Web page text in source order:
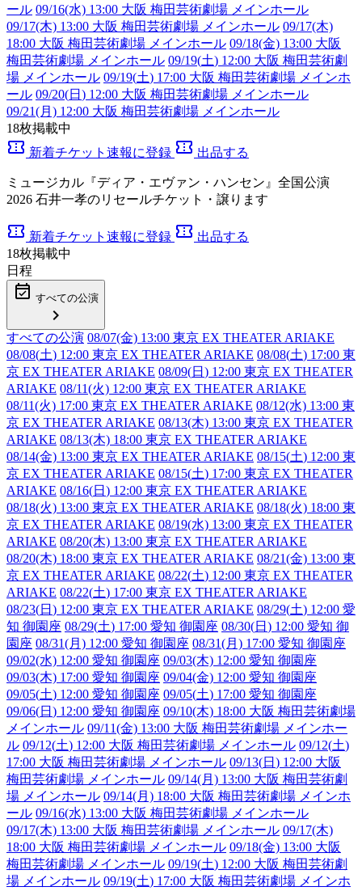
ール 09/16(水) 13:00 大阪 梅田芸術劇場 メインホール
09/17(木) 13:00 大阪 梅田芸術劇場 メインホール 09/17(木)
18:00 大阪 梅田芸術劇場 メインホール 09/18(金) 13:00 大阪
梅田芸術劇場 メインホール 09/19(土) 12:00 大阪 梅田芸術劇
場 メインホール 09/19(土) 17:00 大阪 梅田芸術劇場 メインホ
ール 09/20(日 ) 12:00 大阪 梅田芸術劇場 メインホール
09/21(月) 12:00 大阪 梅田芸術劇場 メインホール
18枚掲載中
confirmation_number 新着チケット速報に登録 confirmation_number 出品する
ミュージカル『ディア・エヴァン・ハンセン』全国公演
2026 石井一孝のリセールチケット・譲ります
confirmation_number 新着チケット速報に登録 confirmation_number 出品する
18枚掲載中
日程
event_available すべての公演
chevron_right
すべての公演 08/07(金) 13:00 東京 EX THEATER ARIAKE
08/08(土) 12:00 東京 EX THEATER ARIAKE 08/08(土) 17:00 東
京 EX THEATER ARIAKE 08/09(日 ) 12:00 東京 EX THEATER
ARIAKE 08/11(火) 12:00 東京 EX THEATER ARIAKE
08/11(火) 17:00 東京 EX THEATER ARIAKE 08/12(水) 13:00 東
京 EX THEATER ARIAKE 08/13(木) 13:00 東京 EX THEATER
ARIAKE 08/13(木) 18:00 東京 EX THEATER ARIAKE
08/14(金) 13:00 東京 EX THEATER ARIAKE 08/15(土) 12:00 東
京 EX THEATER ARIAKE 08/15(土) 17:00 東京 EX THEATER
ARIAKE 08/16(日 ) 12:00 東京 EX THEATER ARIAKE
08/18(火) 13:00 東京 EX THEATER ARIAKE 08/18(火) 18:00 東
京 EX THEATER ARIAKE 08/19(水) 13:00 東京 EX THEATER
ARIAKE 08/20(木) 13:00 東京 EX THEATER ARIAKE
08/20(木) 18:00 東京 EX THEATER ARIAKE 08/21(金) 13:00 東
京 EX THEATER ARIAKE 08/22(土) 12:00 東京 EX THEATER
ARIAKE 08/22(土) 17:00 東京 EX THEATER ARIAKE
08/23(日 ) 12:00 東京 EX THEATER ARIAKE 08/29(土) 12:00 愛
知 御園座 08/29(土) 17:00 愛知 御園座 08/30(日 ) 12:00 愛知 御
園座 08/31(月) 12:00 愛知 御園座 08/31(月) 17:00 愛知 御園座
09/02(水) 12:00 愛知 御園座 09/03(木) 12:00 愛知 御園座
09/03(木) 17:00 愛知 御園座 09/04(金) 12:00 愛知 御園座
09/05(土) 12:00 愛知 御園座 09/05(土) 17:00 愛知 御園座
09/06(日 ) 12:00 愛知 御園座 09/10(木) 18:00 大阪 梅田芸術劇場
メインホール 09/11(金) 13:00 大阪 梅田芸術劇場 メインホー
ル 09/12(土) 12:00 大阪 梅田芸術劇場 メインホール 09/12(土)
17:00 大阪 梅田芸術劇場 メインホール 09/13(日 ) 12:00 大阪
梅田芸術劇場 メインホール 09/14(月) 13:00 大阪 梅田芸術劇
場 メインホール 09/14(月) 18:00 大阪 梅田芸術劇場 メインホ
ール 09/16(水) 13:00 大阪 梅田芸術劇場 メインホール
09/17(木) 13:00 大阪 梅田芸術劇場 メインホール 09/17(木)
18:00 大阪 梅田芸術劇場 メインホール 09/18(金) 13:00 大阪
梅田芸術劇場 メインホール 09/19(土) 12:00 大阪 梅田芸術劇
場 メインホール 09/19(土) 17:00 大阪 梅田芸術劇場 メインホ